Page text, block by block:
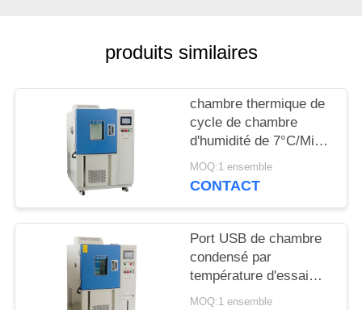
SITE
PRIVACY
POLICY
produits similaires
chambre thermique de
cycle de chambre
d'humidité de 7°C/Min
Fast Change Rate
Temperature
MOQ:1 ensemble
CONTACT
Port USB de chambre
condensé par
température d'essai
d'eau 95%RH
MOQ:1 ensemble